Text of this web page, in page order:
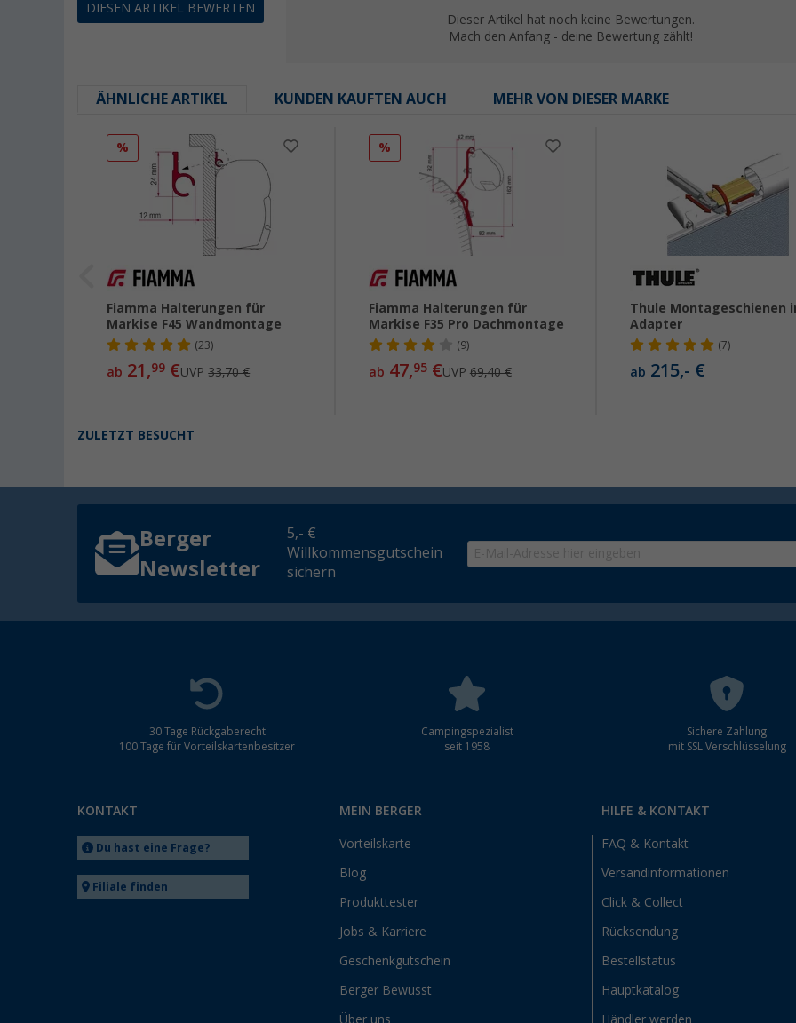
DIESEN ARTIKEL BEWERTEN
Dieser Artikel hat noch keine Bewertungen.
Mach den Anfang - deine Bewertung zählt!
ÄHNLICHE ARTIKEL KUNDEN KAUFTEN AUCH MEHR VON DIESER MARKE
%
Fiamma Halterungen für
Markise F45 Wandmontage
(23)
ab 21,99 €UVP33,70 €
%
Fiamma Halterungen für
Markise F35 Pro Dachmontage
(9)
ab 47,95€UVP 69,40 €
Thule Montageschienen
Adapter
(7)
ab 215,- €
ZULETZT BESUCHT
Berger
Newsletter
5,- €
Willkommensgutschein
sichern
30 Tage Rückgaberecht
100 Tage für Vorteilskartenbesitzer
Campingspezialist
seit 1958
Sichere Zahlung
mit SSL Verschlüsselung
KONTAKT
Du hast eine Frage?
Filiale finden
MEIN BERGER
Vorteilskarte
Blog
Produkttester
Jobs & Karriere
Geschenkgutschein
Berger Bewusst
Über uns
HILFE & KONTAKT
FAQ & Kontakt
Versandinformationen
Click & Collect
Rücksendung
Bestellstatus
Hauptkatalog
Händler werden